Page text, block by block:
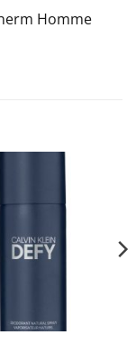
Homme